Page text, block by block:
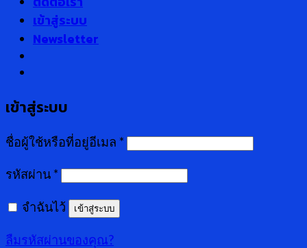
เข้าสู่ระบบ
Newsletter
เข้าสู่ระบบ
ชื่อผู้ใช้หรือที่อยู่อีเมล *
รหัสผ่าน *
จำฉันไว้ เข้าสู่ระบบ
ลืมรหัสผ่านของคุณ?